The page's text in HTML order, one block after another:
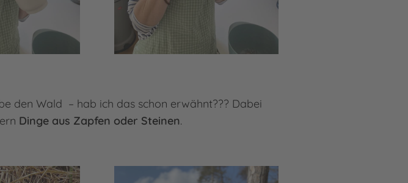
den Wald – hab ich das schon erwähnt??? Dabei
Dinge aus Zapfen oder Steinen.